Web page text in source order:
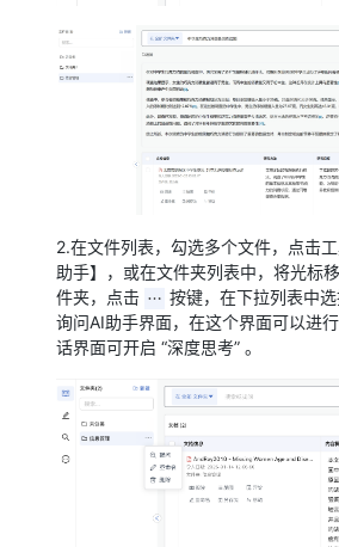
2.在文件列表，勾选多个文件，点击
助手】，或在文件夹列表中，将光标
件夹，点击
按键，在下拉列表中
询问AI助手界面，在这个界面可以进
话界面可开启 “深度思考” 。